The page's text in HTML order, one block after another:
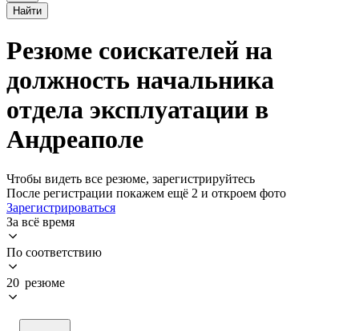
Найти
Резюме соискателей на
должность начальника
отдела эксплуатации в
Андреаполе
Чтобы видеть все резюме, зарегистрируйтесь
После регистрации покажем ещё 2 и откроем фото
Зарегистрироваться
За всё время
По соответствию
20 резюме